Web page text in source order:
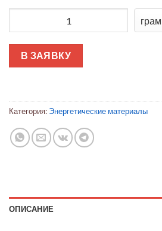
В ЗАЯВКУ
Категория: Энергетические материалы
ОПИСАНИЕ